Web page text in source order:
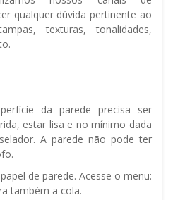
qualquer dúvida pertinente ao
texturas, tonalidades,
da parede precisa ser
estar lisa e no mínimo dada
A parede não pode ter
de parede. Acesse o menu:
também a cola.